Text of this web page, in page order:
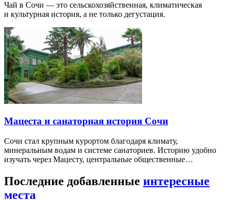
Чай в Сочи — это сельскохозяйственная, климатическая
и культурная история, а не только дегустация.
Мацеста и санаторная история Сочи
Сочи стал крупным курортом благодаря климату,
минеральным водам и системе санаториев. Историю удобно
изучать через Мацесту, центральные общественные…
Последние добавленные интересные
места